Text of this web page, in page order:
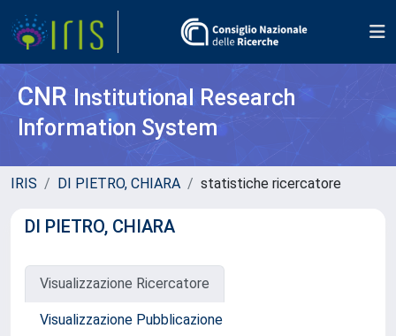
CNR Institutional Research
Information System
IRIS DI PIETRO, CHIARA statistiche ricercatore
DI PIETRO, CHIARA
Visualizzazione Ricercatore
Visualizzazione Pubblicazione